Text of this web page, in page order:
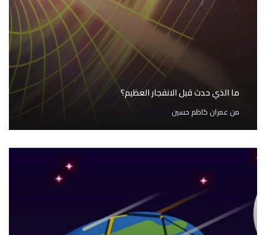
ما الذي حدث قبل الانفجار العظيم؟
من عمران كاظم حسين